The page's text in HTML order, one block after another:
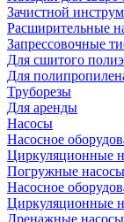
Зачистной
Расширительные
Запрессовочные
Для сшитого
Для
Труборезы
Для аренды
Насосы
Насосное
Циркуляционные
Погружные насосы
Насосное
Циркуляционные
Дренажные